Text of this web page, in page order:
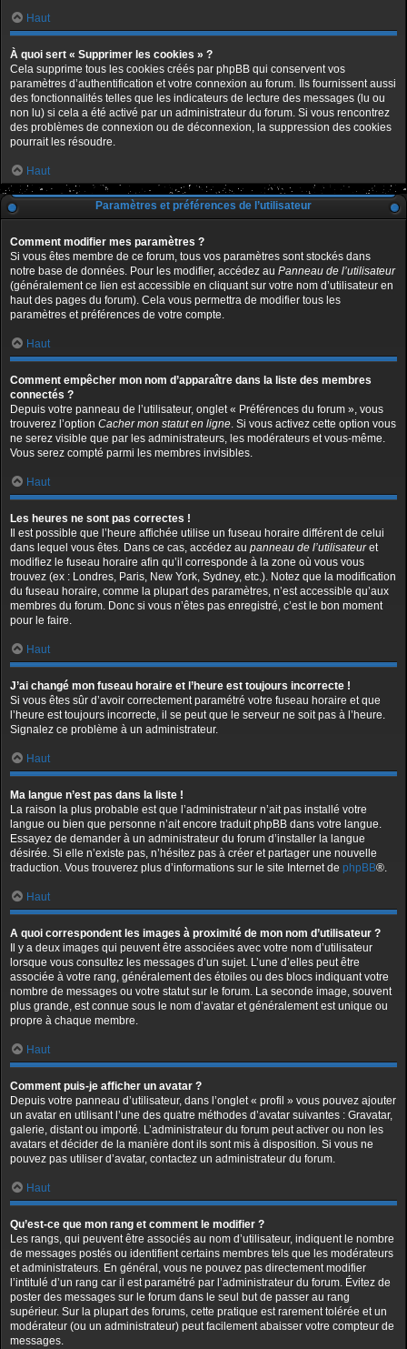
Haut
À quoi sert « Supprimer les cookies » ?
Cela supprime tous les cookies créés par phpBB qui conservent vos
paramètres d’authentification et votre connexion au forum. Ils fournissent aussi
des fonctionnalités telles que les indicateurs de lecture des messages (lu ou
non lu) si cela a été activé par un administrateur du forum. Si vous rencontrez
des problèmes de connexion ou de déconnexion, la suppression des cookies
pourrait les résoudre.
Haut
Paramètres et préférences de l’utilisateur
Comment modifier mes paramètres ?
Si vous êtes membre de ce forum, tous vos paramètres sont stockés dans
notre base de données. Pour les modifier, accédez au Panneau de l’utilisateur
(généralement ce lien est accessible en cliquant sur votre nom d’utilisateur en
haut des pages du forum). Cela vous permettra de modifier tous les
paramètres et préférences de votre compte.
Haut
Comment empêcher mon nom d’apparaître dans la liste des membres
connectés ?
Depuis votre panneau de l’utilisateur, onglet « Préférences du forum », vous
trouverez l’option Cacher mon statut en ligne. Si vous activez cette option vous
ne serez visible que par les administrateurs, les modérateurs et vous-même.
Vous serez compté parmi les membres invisibles.
Haut
Les heures ne sont pas correctes !
Il est possible que l’heure affichée utilise un fuseau horaire différent de celui
dans lequel vous êtes. Dans ce cas, accédez au panneau de l’utilisateuret
modifiez le fuseau horaire afin qu’il corresponde à la zone où vous vous
trouvez (ex : Londres, Paris, New York, Sydney, etc.). Notez que la modification
du fuseau horaire, comme la plupart des paramètres, n’est accessible qu’aux
membres du forum. Donc si vous n’êtes pas enregistré, c’est le bon moment
pour le faire.
Haut
J’ai changé mon fuseau horaire et l’heure est toujours incorrecte !
Si vous êtes sûr d’avoir correctement paramétré votre fuseau horaire et que
l’heure est toujours incorrecte, il se peut que le serveur ne soit pas à l’heure.
Signalez ce problème à un administrateur.
Haut
Ma langue n’est pas dans la liste !
La raison la plus probable est que l’administrateur n’ait pas installé votre
langue ou bien que personne n’ait encore traduit phpBB dans votre langue.
Essayez de demander à un administrateur du forum d’installer la langue
désirée. Si elle n’existe pas, n’hésitez pas à créer et partager une nouvelle
traduction. Vous trouverez plus d’informations sur le site Internet de phpBB®.
Haut
A quoi correspondent les images à proximité de mon nom d’utilisateur ?
Il y a deux images qui peuvent être associées avec votre nom d’utilisateur
lorsque vous consultez les messages d’un sujet. L’une d’elles peut être
associée à votre rang, généralement des étoiles ou des blocs indiquant votre
nombre de messages ou votre statut sur le forum. La seconde image, souvent
plus grande, est connue sous le nom d’avatar et généralement est unique ou
propre à chaque membre.
Haut
Comment puis-je afficher un avatar ?
Depuis votre panneau d’utilisateur, dans l’onglet « profil » vous pouvez ajouter
un avatar en utilisant l’une des quatre méthodes d’avatar suivantes : Gravatar,
galerie, distant ou importé. L’administrateur du forum peut activer ou non les
avatars et décider de la manière dont ils sont mis à disposition. Si vous ne
pouvez pas utiliser d’avatar, contactez un administrateur du forum.
Haut
Qu’est-ce que mon rang et comment le modifier ?
Les rangs, qui peuvent être associés au nom d’utilisateur, indiquent le nombre
de messages postés ou identifient certains membres tels que les modérateurs
et administrateurs. En général, vous ne pouvez pas directement modifier
l’intitulé d’un rang car il est paramétré par l’administrateur du forum. Évitez de
poster des messages sur le forum dans le seul but de passer au rang
supérieur. Sur la plupart des forums, cette pratique est rarement tolérée et un
modérateur (ou un administrateur) peut facilement abaisser votre compteur de
messages.